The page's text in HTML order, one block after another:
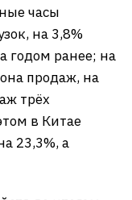
часы
на 3,8%
годом ранее; на
продаж, на
трёх
в Китае
23,3%, а